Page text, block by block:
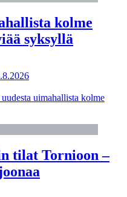
kolme
syksyllä
uimahallista kolme
tilat Tornioon –